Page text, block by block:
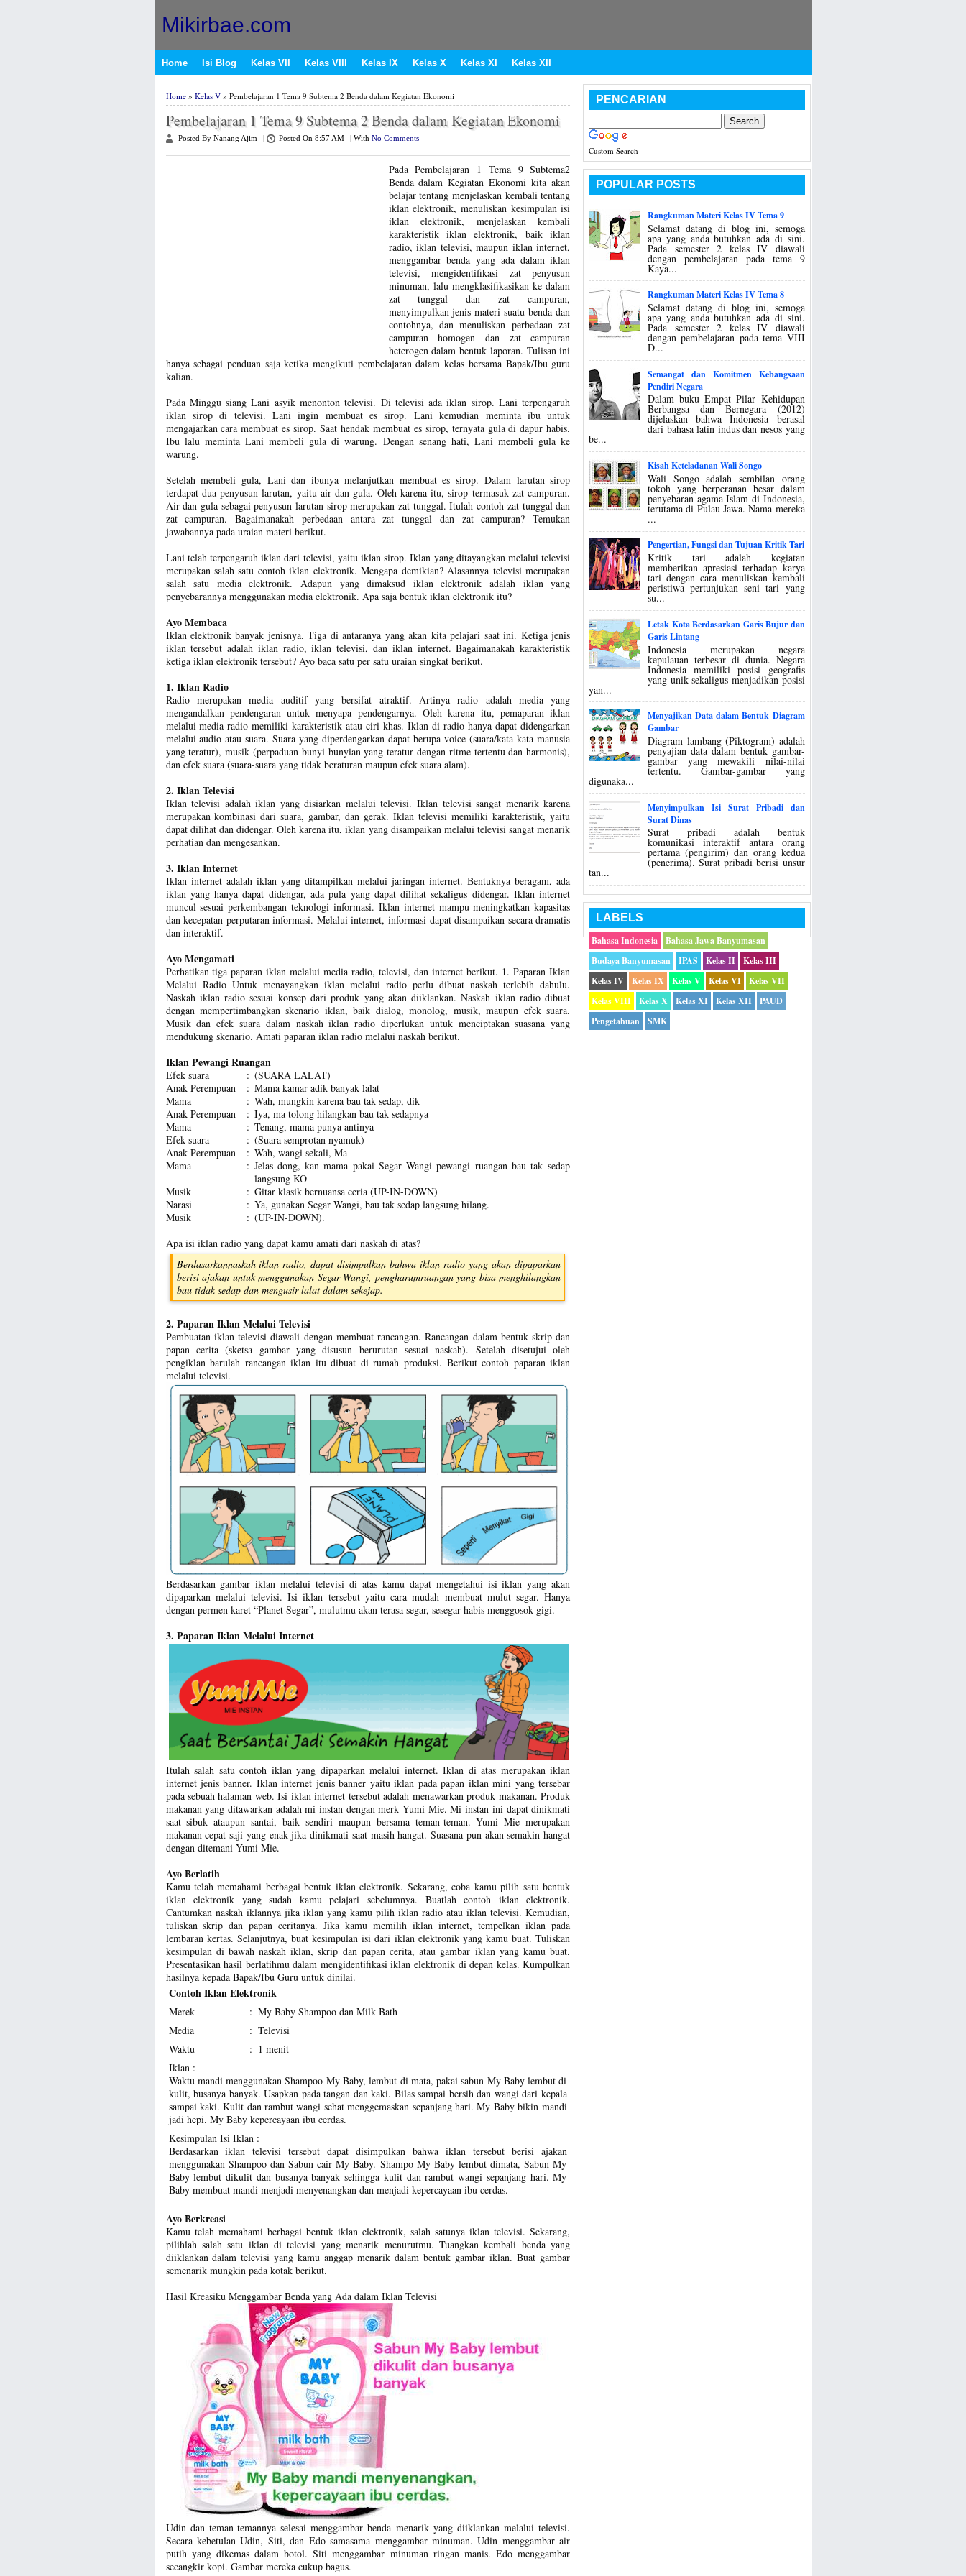
Mikirbae.com
Home Isi Blog Kelas VII Kelas VIII Kelas IX Kelas X Kelas XI Kelas XII
Home» Kelas V» Pembelajaran 1 Tema 9 Subtema 2 Benda dalam Kegiatan Ekonomi
Pembelajaran 1 Tema 9 Subtema 2 Benda dalam Kegiatan Ekonomi
Posted By Nanang Ajim Posted On 8:57 AM With No Comments
Pada Pembelajaran 1 Tema 9 Subtema2
Benda dalam Kegiatan Ekonomi kita akan
belajar tentang menjelaskan kembali tentang
iklan elektronik, menuliskan kesimpulan isi
iklan elektronik, menjelaskan kembali
karakteristik iklan elektronik, baik iklan
radio, iklan televisi, maupun iklan internet,
menggambar benda yang ada dalam iklan
televisi, mengidentifikasi zat penyusun
minuman, lalu mengklasifikasikan ke dalam
zat tunggal dan zat campuran,
menyimpulkan jenis materi suatu benda dan
contohnya, dan menuliskan perbedaan zat
campuran homogen dan zat campuran
heterogen dalam bentuk laporan. Tulisan ini
hanya sebagai penduan saja ketika mengikuti pembelajaran dalam kelas bersama Bapak/Ibu guru
kalian.
Pada Minggu siang Lani asyik menonton televisi. Di televisi ada iklan sirop. Lani terpengaruh
iklan sirop di televisi. Lani ingin membuat es sirop. Lani kemudian meminta ibu untuk
mengajarkan cara membuat es sirop. Saat hendak membuat es sirop, ternyata gula di dapur habis.
Ibu lalu meminta Lani membeli gula di warung. Dengan senang hati, Lani membeli gula ke
warung.
Setelah membeli gula, Lani dan ibunya melanjutkan membuat es sirop. Dalam larutan sirop
terdapat dua penyusun larutan, yaitu air dan gula. Oleh karena itu, sirop termasuk zat campuran.
Air dan gula sebagai penyusun larutan sirop merupakan zat tunggal. Itulah contoh zat tunggal dan
zat campuran. Bagaimanakah perbedaan antara zat tunggal dan zat campuran? Temukan
jawabannya pada uraian materi berikut.
Lani telah terpengaruh iklan dari televisi, yaitu iklan sirop. Iklan yang ditayangkan melalui televisi
merupakan salah satu contoh iklan elektronik. Mengapa demikian? Alasannya televisi merupakan
salah satu media elektronik. Adapun yang dimaksud iklan elektronik adalah iklan yang
penyebarannya menggunakan media elektronik. Apa saja bentuk iklan elektronik itu?
Ayo Membaca
Iklan elektronik banyak jenisnya. Tiga di antaranya yang akan kita pelajari saat ini. Ketiga jenis
iklan tersebut adalah iklan radio, iklan televisi, dan iklan internet. Bagaimanakah karakteristik
ketiga iklan elektronik tersebut? Ayo baca satu per satu uraian singkat berikut.
1. Iklan Radio
Radio merupakan media auditif yang bersifat atraktif. Artinya radio adalah media yang
mengandalkan pendengaran untuk menyapa pendengarnya. Oleh karena itu, pemaparan iklan
melalui media radio memiliki karakteristik atau ciri khas. Iklan di radio hanya dapat didengarkan
melalui audio atau suara. Suara yang diperdengarkan dapat berupa voice (suara/kata-kata manusia
yang teratur), musik (perpaduan bunyi-bunyian yang teratur dengan ritme tertentu dan harmonis),
dan efek suara (suara-suara yang tidak beraturan maupun efek suara alam).
2. Iklan Televisi
Iklan televisi adalah iklan yang disiarkan melalui televisi. Iklan televisi sangat menarik karena
merupakan kombinasi dari suara, gambar, dan gerak. Iklan televisi memiliki karakteristik, yaitu
dapat dilihat dan didengar. Oleh karena itu, iklan yang disampaikan melalui televisi sangat menarik
perhatian dan mengesankan.
3. Iklan Internet
Iklan internet adalah iklan yang ditampilkan melalui jaringan internet. Bentuknya beragam, ada
iklan yang hanya dapat didengar, ada pula yang dapat dilihat sekaligus didengar. Iklan internet
muncul sesuai perkembangan teknologi informasi. Iklan internet mampu meningkatkan kapasitas
dan kecepatan perputaran informasi. Melalui internet, informasi dapat disampaikan secara dramatis
dan interaktif.
Ayo Mengamati
Perhatikan tiga paparan iklan melalui media radio, televisi, dan internet berikut. 1. Paparan Iklan
Melalui Radio Untuk menayangkan iklan melalui radio perlu dibuat naskah terlebih dahulu.
Naskah iklan radio sesuai konsep dari produk yang akan diiklankan. Naskah iklan radio dibuat
dengan mempertimbangkan skenario iklan, baik dialog, monolog, musik, maupun efek suara.
Musik dan efek suara dalam naskah iklan radio diperlukan untuk menciptakan suasana yang
mendukung skenario. Amati paparan iklan radio melalui naskah berikut.
Iklan Pewangi Ruangan
Efek suara : (SUARA LALAT)
Anak Perempuan
: Mama kamar adik banyak lalat
Mama
: Wah, mungkin karena bau tak sedap, dik
Anak Perempuan
: Iya, ma tolong hilangkan bau tak sedapnya
Mama
: Tenang, mama punya antinya
Efek suara
: (Suara semprotan nyamuk)
Anak Perempuan
: Wah, wangi sekali, Ma
Mama
: Jelas dong, kan mama pakai Segar Wangi pewangi ruangan bau tak sedap
langsung KO
Musik
: Gitar klasik bernuansa ceria (UP-IN-DOWN)
Narasi
: Ya, gunakan Segar Wangi, bau tak sedap langsung hilang.
Musik
: (UP-IN-DOWN).
Apa isi iklan radio yang dapat kamu amati dari naskah di atas?
Berdasarkannaskah iklan radio, dapat disimpulkan bahwa iklan radio yang akan dipaparkan
berisi ajakan untuk menggunakan Segar Wangi, pengharumruangan yang bisa menghilangkan
bau tidak sedap dan mengusir lalat dalam sekejap.
2. Paparan Iklan Melalui Televisi
Pembuatan iklan televisi diawali dengan membuat rancangan. Rancangan dalam bentuk skrip dan
papan cerita (sketsa gambar yang disusun berurutan sesuai naskah). Setelah disetujui oleh
pengiklan barulah rancangan iklan itu dibuat di rumah produksi. Berikut contoh paparan iklan
melalui televisi.
Berdasarkan gambar iklan melalui televisi di atas kamu dapat mengetahui isi iklan yang akan
dipaparkan melalui televisi. Isi iklan tersebut yaitu cara mudah membuat mulut segar. Hanya
dengan permen karet “Planet Segar”, mulutmu akan terasa segar, sesegar habis menggosok gigi.
3. Paparan Iklan Melalui Internet
Itulah salah satu contoh iklan yang dipaparkan melalui internet. Iklan di atas merupakan iklan
internet jenis banner. Iklan internet jenis banner yaitu iklan pada papan iklan mini yang tersebar
pada sebuah halaman web. Isi iklan internet tersebut adalah menawarkan produk makanan. Produk
makanan yang ditawarkan adalah mi instan dengan merk Yumi Mie. Mi instan ini dapat dinikmati
saat sibuk ataupun santai, baik sendiri maupun bersama teman-teman. Yumi Mie merupakan
makanan cepat saji yang enak jika dinikmati saat masih hangat. Suasana pun akan semakin hangat
dengan ditemani Yumi Mie.
Ayo Berlatih
Kamu telah memahami berbagai bentuk iklan elektronik. Sekarang, coba kamu pilih satu bentuk
iklan elektronik yang sudah kamu pelajari sebelumnya. Buatlah contoh iklan elektronik.
Cantumkan naskah iklannya jika iklan yang kamu pilih iklan radio atau iklan televisi. Kemudian,
tuliskan skrip dan papan ceritanya. Jika kamu memilih iklan internet, tempelkan iklan pada
lembaran kertas. Selanjutnya, buat kesimpulan isi dari iklan elektronik yang kamu buat. Tuliskan
kesimpulan di bawah naskah iklan, skrip dan papan cerita, atau gambar iklan yang kamu buat.
Presentasikan hasil berlatihmu dalam mengidentifikasi iklan elektronik di depan kelas. Kumpulkan
hasilnya kepada Bapak/Ibu Guru untuk dinilai.
Contoh Iklan Elektronik
Merek : My Baby Shampoo dan Milk Bath
Media
: Televisi
Waktu
: 1 menit
Iklan :
Waktu mandi menggunakan Shampoo My Baby, lembut di mata, pakai sabun My Baby lembut di
kulit, busanya banyak. Usapkan pada tangan dan kaki. Bilas sampai bersih dan wangi dari kepala
sampai kaki. Kulit dan rambut wangi sehat menggemaskan sepanjang hari. My Baby bikin mandi
jadi hepi. My Baby kepercayaan ibu cerdas.
Kesimpulan Isi Iklan :
Berdasarkan iklan televisi tersebut dapat disimpulkan bahwa iklan tersebut berisi ajakan
menggunakan Shampoo dan Sabun cair My Baby. Shampo My Baby lembut dimata, Sabun My
Baby lembut dikulit dan busanya banyak sehingga kulit dan rambut wangi sepanjang hari. My
Baby membuat mandi menjadi menyenangkan dan menjadi kepercayaan ibu cerdas.
Ayo Berkreasi
Kamu telah memahami berbagai bentuk iklan elektronik, salah satunya iklan televisi. Sekarang,
pilihlah salah satu iklan di televisi yang menarik menurutmu. Tuangkan kembali benda yang
diiklankan dalam televisi yang kamu anggap menarik dalam bentuk gambar iklan. Buat gambar
semenarik mungkin pada kotak berikut.
Hasil Kreasiku Menggambar Benda yang Ada dalam Iklan Televisi
Udin dan teman-temannya selesai menggambar benda menarik yang diiklankan melalui televisi.
Secara kebetulan Udin, Siti, dan Edo samasama menggambar minuman. Udin menggambar air
putih yang dikemas dalam botol. Siti menggambar minuman ringan manis. Edo menggambar
secangkir kopi. Gambar mereka cukup bagus.
PENCARIAN
Custom Search
POPULAR POSTS
Rangkuman Materi Kelas IV Tema 9
Selamat datang di blog ini, semoga
apa yang anda butuhkan ada di sini.
Pada semester 2 kelas IV diawali
dengan pembelajaran pada tema 9
Kaya...
Rangkuman Materi Kelas IV Tema 8
Selamat datang di blog ini, semoga
apa yang anda butuhkan ada di sini.
Pada semester 2 kelas IV diawali
dengan pembelajaran pada tema VIII
D...
Semangat dan Komitmen Kebangsaan
Pendiri Negara
Dalam buku Empat Pilar Kehidupan
Berbangsa dan Bernegara (2012)
dijelaskan bahwa Indonesia berasal
dari bahasa latin indus dan nesos yang
be...
Kisah Keteladanan Wali Songo
Wali Songo adalah sembilan orang
tokoh yang berperanan besar dalam
penyebaran agama Islam di Indonesia,
terutama di Pulau Jawa. Nama mereka
...
Pengertian, Fungsi dan Tujuan Kritik Tari
Kritik tari adalah kegiatan
memberikan apresiasi terhadap karya
tari dengan cara menuliskan kembali
peristiwa pertunjukan seni tari yang
su...
Letak Kota Berdasarkan Garis Bujur dan
Garis Lintang
Indonesia merupakan negara
kepulauan terbesar di dunia. Negara
Indonesia memiliki posisi geografis
yang unik sekaligus menjadikan posisi
yan...
Menyajikan Data dalam Bentuk Diagram
Gambar
Diagram lambang (Piktogram) adalah
penyajian data dalam bentuk gambar-
gambar yang mewakili nilai-nilai
tertentu. Gambar-gambar yang
digunaka...
Menyimpulkan Isi Surat Pribadi dan
Surat Dinas
Surat pribadi adalah bentuk
komunikasi interaktif antara orang
pertama (pengirim) dan orang kedua
(penerima). Surat pribadi berisi unsur
tan...
LABELS
Bahasa Indonesia
Bahasa Jawa Banyumasan
Budaya Banyumasan
IPAS Kelas II
Kelas III
Kelas IV
Kelas IX Kelas V Kelas VI
Kelas VII
Kelas VIII
Kelas X Kelas XI Kelas XII
PAUD
Pengetahuan
SMK